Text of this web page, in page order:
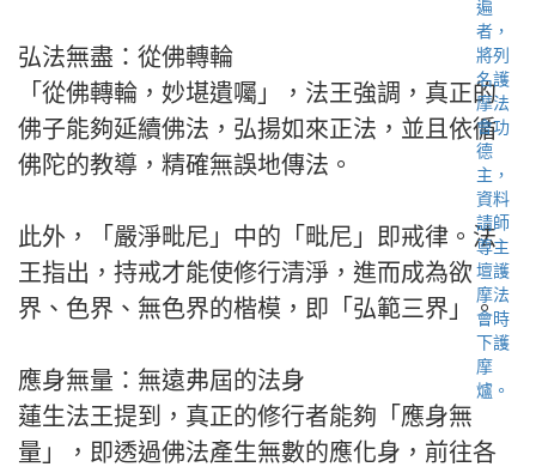
弘法無盡：從佛轉輪
「從佛轉輪，妙堪遺囑」，法王強調，真正的
佛子能夠延續佛法，弘揚如來正法，並且依循
佛陀的教導，精確無誤地傳法。
此外，「嚴淨毗尼」中的「毗尼」即戒律。法
王指出，持戒才能使修行清淨，進而成為欲
界、色界、無色界的楷模，即「弘範三界」。
應身無量：無遠弗屆的法身
蓮生法王提到，真正的修行者能夠「應身無
量」，即透過佛法產生無數的應化身，前往各